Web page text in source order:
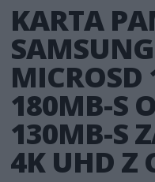
KARTA
MICROSD
180MB-S
130MB-S
4K UHD Z